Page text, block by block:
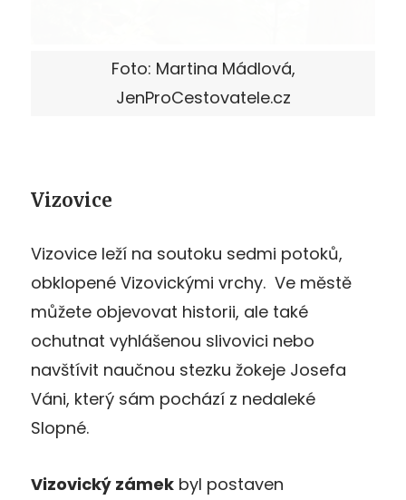
Foto: Martina Mádlová,
JenProCestovatele.cz
Vizovice
Vizovice leží na soutoku sedmi potoků,
obklopené Vizovickými vrchy. Ve městě
můžete objevovat historii, ale také
ochutnat vyhlášenou slivovici nebo
navštívit naučnou stezku žokeje Josefa
Váni, který sám pochází z nedaleké
Slopné.
Vizovický zámek byl postaven